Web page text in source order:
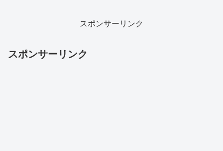
スポンサーリンク
スポンサーリンク